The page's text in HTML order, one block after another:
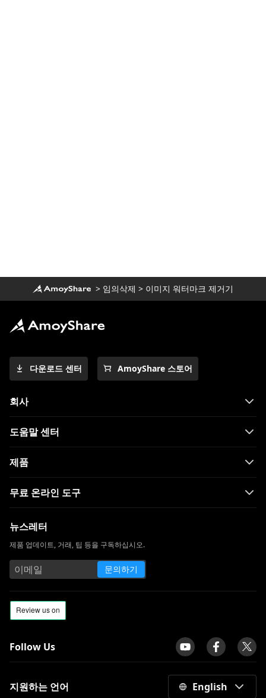
> 임의삭제 > 이미지 워터마크 제거기
다운로드 센터 AmoyShare 스토어
회사
도움말 센터
제품
무료 온라인 도구
뉴스레터
제품 업데이트, 거래, 팁 등을 구독하십시오.
문의하기
Follow Us
지원하는 언어 English